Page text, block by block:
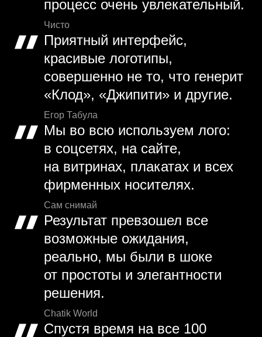
процесс очень увлекательный.
Чисто
Приятный интерфейс,
красивые логотипы,
совершенно не то, что генерит
«Клод», «Джипити» и другие.
Егор Табула
Мы во всю используем лого:
в соцсетях, на сайте,
на витринах, плакатах и всех
фирменных носителях.
Сам снимай
Результат превзошел все
возможные ожидания,
реально, мы были в шоке
от простоты и элегантности
решения.
Chatik World
Спустя время на все 100